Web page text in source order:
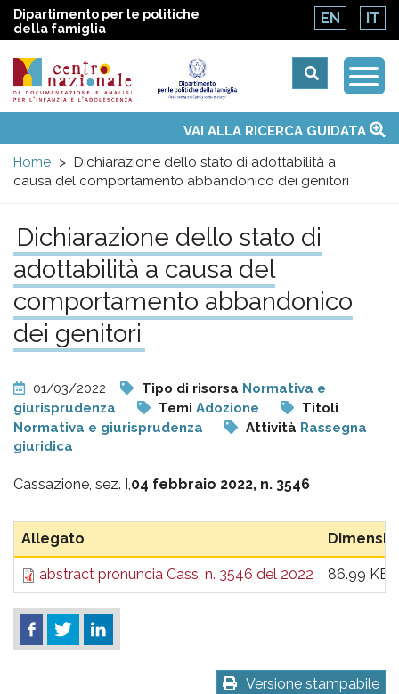
Dipartimento per le politiche
della famiglia
EN IT
Centro
nazionale
di
Documentazione
e
analisi
pr
l'infanzia
e
l'adolescenza
menu
Temi
Attività
Convenzione ONUVAI ALLA RICERCA GUIDATA
Home
Dichiarazione dello stato di adottabilità a
causa del comportamento abbandonico dei genitori
Dichiarazione dello stato di
adottabilità a causa del
comportamento abbandonico
dei genitori
01/03/2022 Tipo di risorsa Normativa e
giurisprudenza
Temi Adozione
Titoli
Normativa e giurisprudenza
Attività Rassegna
giuridica
Cassazione, sez. I,04 febbraio 2022, n. 3546
Allegato
abstract pronuncia Cass. n. 3546 del 2022 86.99 KB
Versione stampabile